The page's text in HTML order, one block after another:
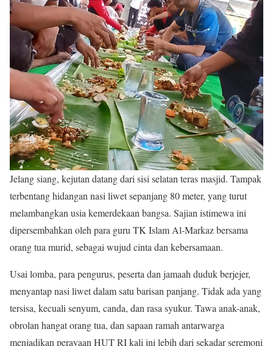
Jelang siang, kejutan datang dari sisi selatan teras masjid. Tampak
terbentang hidangan nasi liwet sepanjang 80 meter, yang turut
melambangkan usia kemerdekaan bangsa. Sajian istimewa ini
dipersembahkan oleh para guru TK Islam Al-Markaz bersama
orang tua murid, sebagai wujud cinta dan kebersamaan.
Usai lomba, para pengurus, peserta dan jamaah duduk berjejer,
menyantap nasi liwet dalam satu barisan panjang. Tidak ada yang
tersisa, kecuali senyum, canda, dan rasa syukur. Tawa anak-anak,
obrolan hangat orang tua, dan sapaan ramah antarwarga
menjadikan perayaan HUT RI kali ini lebih dari sekadar seremoni